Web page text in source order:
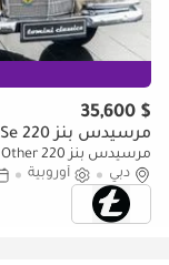
$ 35,600
مرسيدس بنز 220 Se
مرسيدس بنز 220 Se Other
دبي
أوروبية